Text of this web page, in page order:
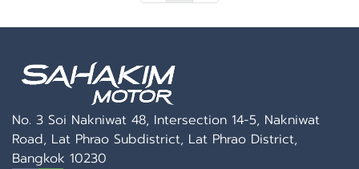
No. 3 Soi Nakniwat 48, Intersection 14-5, Nakniwat
Road, Lat Phrao Subdistrict, Lat Phrao District,
Bangkok 10230